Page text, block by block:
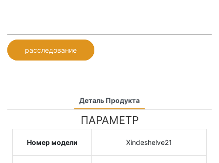
расследование
Деталь Продукта
ПАРАМЕТР
Номер модели Xindeshelve21